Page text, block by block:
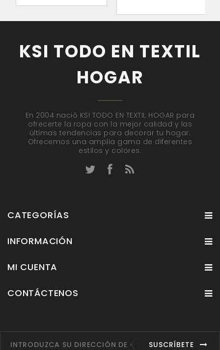
KSI TODO EN TEXTIL
HOGAR
En 2004 nació KSI TODO EN TEXTIL HOGAR para
ofrecerte la ropa con la mejor calidad y las
últimas tendencias para decorar tu hogar.
Ofrecemos una amplia gama de diferentes
estilos y colores.
CATEGORÍAS
INFORMACIÓN
MI CUENTA
CONTÁCTENOS
SUSCRÍBETE